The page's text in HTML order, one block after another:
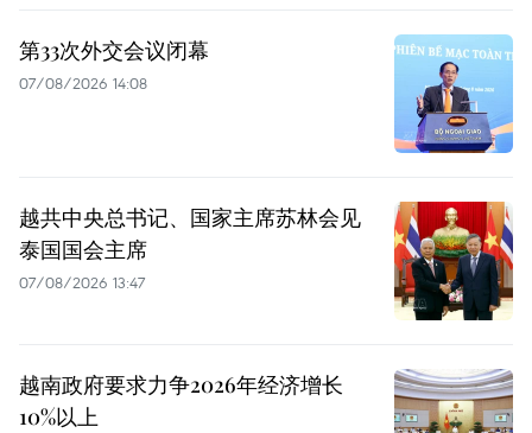
第33次外交会议闭幕
07/08/2026 14:08
越共中央总书记、国家主席苏林会见
泰国国会主席
07/08/2026 13:47
越南政府要求力争2026年经济增长
10%以上